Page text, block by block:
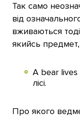
Так само
від
вживаються
якийсь
A bear
лісі.
Про якого